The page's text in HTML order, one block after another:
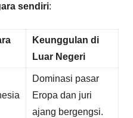
sendiri:
Keunggulan di
Luar Negeri
Dominasi pasar
Eropa dan juri
ajang bergengsi.